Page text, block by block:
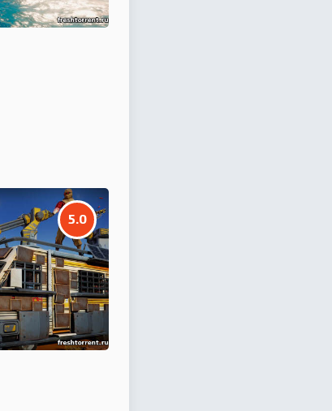
5.0